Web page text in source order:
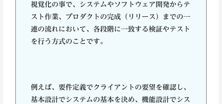
視覚化の事で、システムやソフトウェア開発からテ
スト作業、プロダクトの完成（リリース）までの一
連の流れにおいて、各段階に一致する検証やテスト
を行う方式のことです。
例えば、要件定義でクライアントの要望を確認し、
基本設計でシステムの基本を決め、機能設計でシス